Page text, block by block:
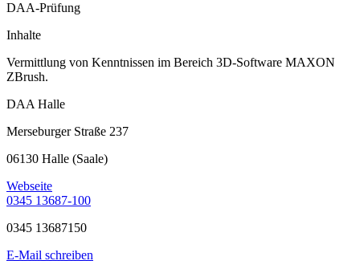
DAA-Prüfung
Inhalte
Vermittlung von Kenntnissen im Bereich 3D-Software MAXON
ZBrush.
DAA Halle
Merseburger Straße 237
06130 Halle (Saale)
Webseite
0345 13687-100
0345 13687150
E-Mail schreiben